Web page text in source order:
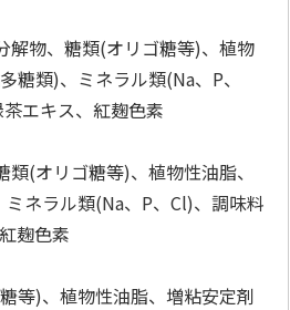
ぐるぐるボーン型 S
470円
(送料別・税込)
こ用 まぐろ・かつ
120円
解物、糖類(オリゴ糖等)、植物
糖類)、ミネラル類(Na、P、
エキス、紅麹色素
(オリゴ糖等)、植物性油脂、
ネラル類(Na、P、Cl)、調味料
麹色素
等)、植物性油脂、増粘安定剤